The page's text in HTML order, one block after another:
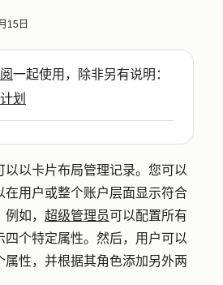
15日
一起使用，除非另有说明：
划
以以卡片布局管理记录。您可以
在用户或整个账户层面显示符合
如， 超级管理员可以配置所有
四个特定属性。然后，用户可以
属性，并根据其角色添加另外两